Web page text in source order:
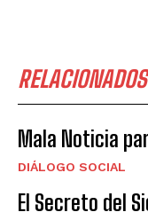
RELACIONADOS
Mala Noticia
DIÁLOGO SOCIAL
El Secreto del